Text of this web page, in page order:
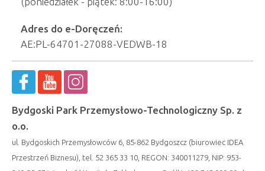
Adres do e-Doręczeń:
AE:PL-64701-27088-VEDWB-18
Bydgoski Park Przemysłowo-Technologiczny Sp. z
o.o.
ul. Bydgoskich Przemysłowców 6, 85-862 Bydgoszcz (biurowiec IDEA
Przestrzeń Biznesu), tel. 52 365 33 10, REGON: 340011279, NIP: 953-